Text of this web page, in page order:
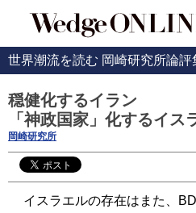
世界潮流を読む 岡崎研究所論評
穏健化するイラン
「神政国家」化するイス
岡崎研究所
イスラエルの存在はまた、